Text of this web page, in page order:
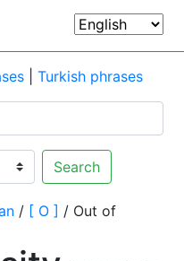
Turkish phrases
Search
/ [ O ] / Out of